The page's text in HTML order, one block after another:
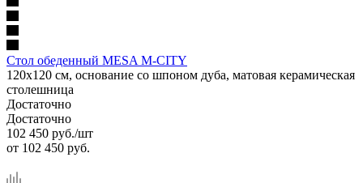
Стол обеденный MESA M-CITY
120х120 см, основание со шпоном дуба, матовая керамическая
столешница
Достаточно
Достаточно
102 450 руб./шт
от 102 450 руб.